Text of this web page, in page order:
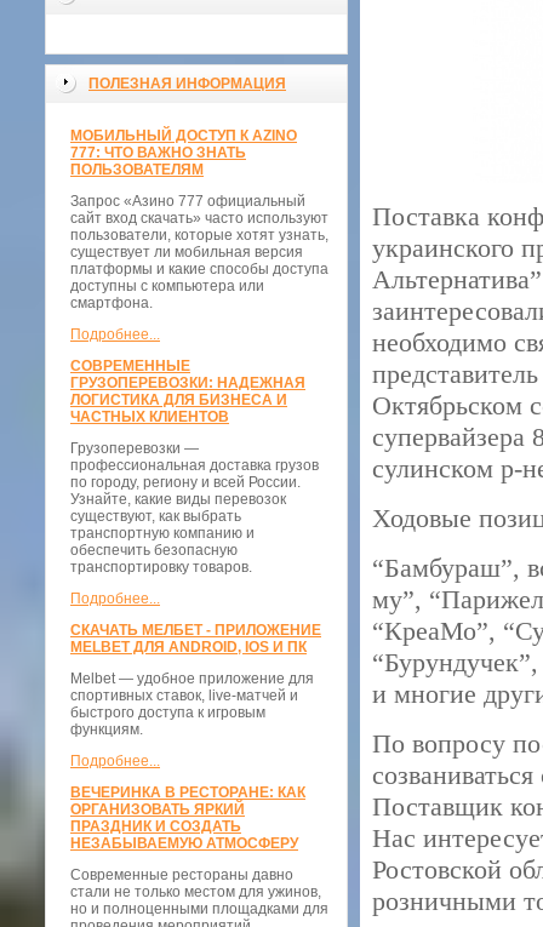
ПОЛЕЗНАЯ ИНФОРМАЦИЯ
МОБИЛЬНЫЙ ДОСТУП К AZINO
777: ЧТО ВАЖНО ЗНАТЬ
ПОЛЬЗОВАТЕЛЯМ
Запрос «Азино 777 официальный
сайт вход скачать» часто используют
пользователи, которые хотят узнать,
существует ли мобильная версия
платформы и какие способы доступа
доступны с компьютера или
смартфона.
Подробнее...
СОВРЕМЕННЫЕ
ГРУЗОПЕРЕВОЗКИ: НАДЕЖНАЯ
ЛОГИСТИКА ДЛЯ БИЗНЕСА И
ЧАСТНЫХ КЛИЕНТОВ
Грузоперевозки —
профессиональная доставка грузов
по городу, региону и всей России.
Узнайте, какие виды перевозок
существуют, как выбрать
транспортную компанию и
обеспечить безопасную
транспортировку товаров.
Подробнее...
СКАЧАТЬ МЕЛБЕТ - ПРИЛОЖЕНИЕ
MELBET ДЛЯ ANDROID, IOS И ПК
Melbet — удобное приложение для
спортивных ставок, live-матчей и
быстрого доступа к игровым
функциям.
Подробнее...
ВЕЧЕРИНКА В РЕСТОРАНЕ: КАК
ОРГАНИЗОВАТЬ ЯРКИЙ
ПРАЗДНИК И СОЗДАТЬ
НЕЗАБЫВАЕМУЮ АТМОСФЕРУ
Современные рестораны давно
стали не только местом для ужинов,
но и полноценными площадками для
Поставка
украинского
необходимо
Октябрьском
сулинском р-
Ходовые
“Бамбураш”,
му”,
“КреаМо”,
и многие
По вопросу
Поставщик
Нас
Ростовской
розничными